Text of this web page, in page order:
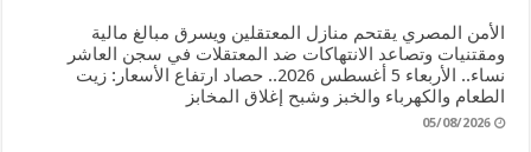
الأمن المصري يقتحم منازل المعتقلين ويسرق مبالغ مالية
ومقتنيات وتصاعد الانتهاكات ضد المعتقلات في سجن العاشر
نساء.. الأربعاء 5 أغسطس 2026.. حصاد ارتفاع الأسعار: زيت
الطعام والكهرباء والخبز وشبح إغلاق المخابز
05/08/2026